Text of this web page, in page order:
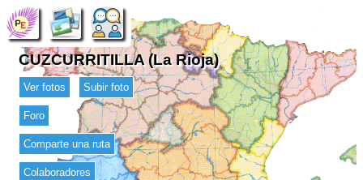
CUZCURRITILLA (La Rioja)
Ver fotos Subir foto
Foro
Comparte una ruta
Colaboradores